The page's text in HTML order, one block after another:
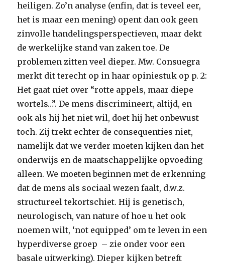
heiligen. Zo’n analyse (enfin, dat is teveel eer,
het is maar een mening) opent dan ook geen
zinvolle handelingsperspectieven, maar dekt
de werkelijke stand van zaken toe. De
problemen zitten veel dieper. Mw. Consuegra
merkt dit terecht op in haar opiniestuk op p. 2:
Het gaat niet over “rotte appels, maar diepe
wortels…”. De mens discrimineert, altijd, en
ook als hij het niet wil, doet hij het onbewust
toch. Zij trekt echter de consequenties niet,
namelijk dat we verder moeten kijken dan het
onderwijs en de maatschappelijke opvoeding
alleen. We moeten beginnen met de erkenning
dat de mens als sociaal wezen faalt, d.w.z.
structureel tekortschiet. Hij is genetisch,
neurologisch, van nature of hoe u het ook
noemen wilt, ‘not equipped’ om te leven in een
hyperdiverse groep – zie onder voor een
basale uitwerking). Dieper kijken betreft